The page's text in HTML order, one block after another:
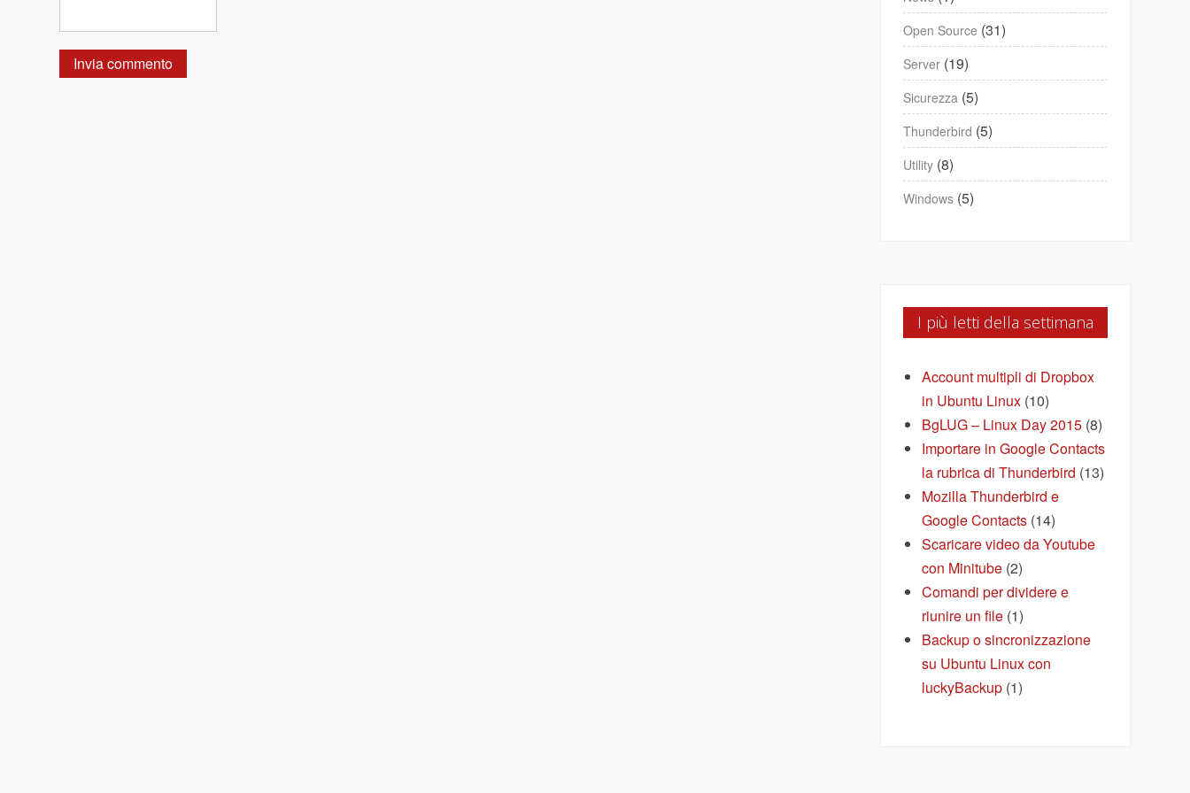
Open Source (31)
Server (19)
Sicurezza (5)
Thunderbird (5)
Utility (8)
Windows (5)
I più letti della settimana
Account multipli di Dropbox
in Ubuntu Linux (10)
BgLUG – Linux Day 2015 (8)
Importare in Google Contacts
la rubrica di Thunderbird (13)
Mozilla Thunderbird e
Google Contacts (14)
Scaricare video da Youtube
con Minitube (2)
Comandi per dividere e
riunire un file (1)
Backup o sincronizzazione
su Ubuntu Linux con
luckyBackup (1)